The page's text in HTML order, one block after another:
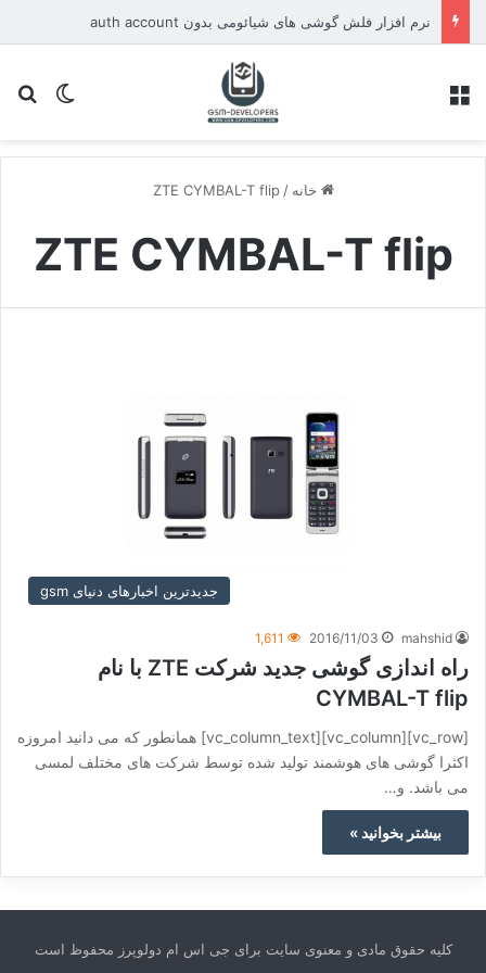
نرم افزار فلش گوشی های شیائومی بدون auth account
تغییر
خانه /
ZTE CYMBAL-T flip
ZTE CYMBAL-T flip
جدیدترین اخبارهای دنیای gsm
mahshid
2016/11/03
1,611
راه اندازی گوشی جدید شرکت ZTE با نام
CYMBAL-T flip
[vc_row][vc_column][vc_column_text] همانطور که می دانید امروزه
اکثرا گوشی های هوشمند تولید شده توسط شرکت های مختلف لمسی
می باشد. و…
بیشتر بخوانید »
کلیه حقوق مادی و معنوی سایت برای جی اس ام دولوپرز محفوظ است